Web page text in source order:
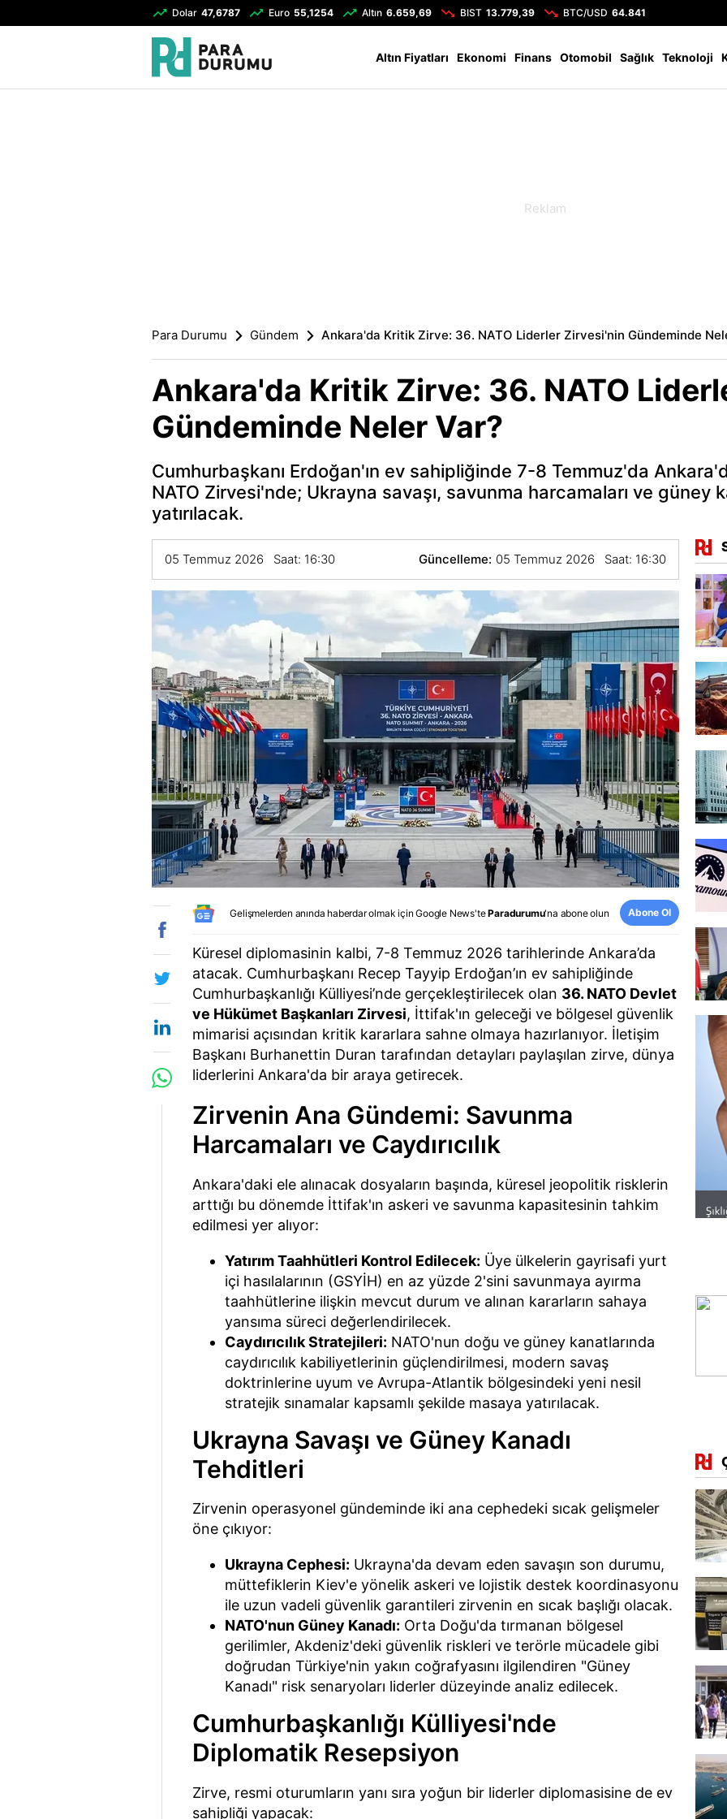
Dolar 47,6787 Euro 55,1254 Altın 6.659,69 BIST 13.779,39 BTC/USD 64.841
Altın Fiyatları Ekonomi Finans Otomobil Sağlık Teknoloji
Para Durumu Gündem Ankara'da Kritik Zirve: 36. NATO Liderler Zirvesi'nin Gündeminde
Ankara'da Kritik Zirve: 36. NATO
Gündeminde Neler Var?
Cumhurbaşkanı Erdoğan'ın ev sahipliğinde 7-8 Temmuz'da
NATO Zirvesi'nde; Ukrayna savaşı, savunma harcamaları ve güney
yatırılacak.
05 Temmuz 2026 Saat: 16:30 Güncelleme: 05 Temmuz 2026 Saat: 16:30
Gelişmelerden anında haberdar olmak içinGoogle News'teParadurumu'na abone olun Abone Ol
Küresel diplomasinin kalbi, 7-8 Temmuz 2026 tarihlerinde Ankara’da
atacak. Cumhurbaşkanı Recep Tayyip Erdoğan’ın ev sahipliğinde
Cumhurbaşkanlığı Külliyesi’nde gerçekleştirilecek olan 36. NATO Devlet
ve Hükümet Başkanları Zirvesi, İttifak'ın geleceği ve bölgesel güvenlik
mimarisi açısından kritik kararlara sahne olmaya hazırlanıyor. İletişim
Başkanı Burhanettin Duran tarafından detayları paylaşılan zirve, dünya
liderlerini Ankara'da bir araya getirecek.
Zirvenin Ana Gündemi: Savunma
Harcamaları ve Caydırıcılık
Ankara'daki ele alınacak dosyaların başında, küresel jeopolitik risklerin
arttığı bu dönemde İttifak'ın askeri ve savunma kapasitesinin tahkim
edilmesi yer alıyor:
Yatırım Taahhütleri Kontrol Edilecek: Üye ülkelerin gayrisafi yurt
içi hasılalarının (GSYİH) en az yüzde 2'sini savunmaya ayırma
taahhütlerine ilişkin mevcut durum ve alınan kararların sahaya
yansıma süreci değerlendirilecek.
Caydırıcılık Stratejileri: NATO'nun doğu ve güney kanatlarında
caydırıcılık kabiliyetlerinin güçlendirilmesi, modern savaş
doktrinlerine uyum ve Avrupa-Atlantik bölgesindeki yeni nesil
stratejik sınamalar kapsamlı şekilde masaya yatırılacak.
Ukrayna Savaşı ve Güney Kanadı
Tehditleri
Zirvenin operasyonel gündeminde iki ana cephedeki sıcak gelişmeler
öne çıkıyor:
Ukrayna Cephesi: Ukrayna'da devam eden savaşın son durumu,
müttefiklerin Kiev'e yönelik askeri ve lojistik destek koordinasyonu
ile uzun vadeli güvenlik garantileri zirvenin en sıcak başlığı olacak.
NATO'nun Güney Kanadı: Orta Doğu'da tırmanan bölgesel
gerilimler, Akdeniz'deki güvenlik riskleri ve terörle mücadele gibi
doğrudan Türkiye'nin yakın coğrafyasını ilgilendiren "Güney
Kanadı" risk senaryoları liderler düzeyinde analiz edilecek.
Cumhurbaşkanlığı Külliyesi'nde
Diplomatik Resepsiyon
Zirve, resmi oturumların yanı sıra yoğun bir liderler diplomasisine de ev
sahipliği yapacak: